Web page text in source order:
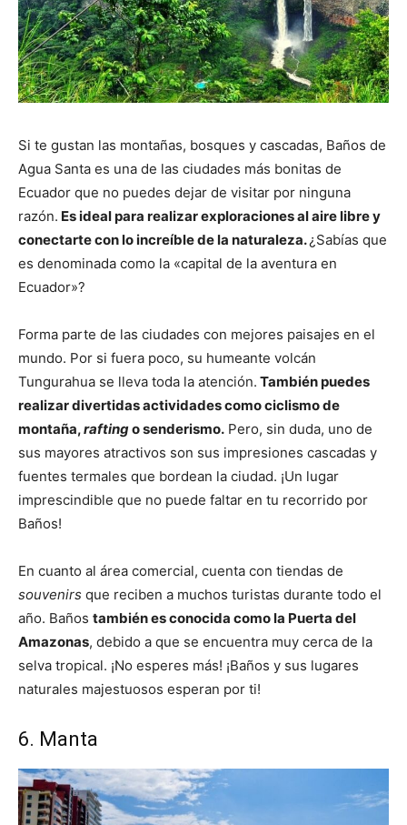
Si te gustan las montañas, bosques y cascadas, Baños de
Agua Santa es una de las ciudades más bonitas de
Ecuador que no puedes dejar de visitar por ninguna
razón. Es ideal para realizar exploraciones al aire libre y
conectarte con lo increíble de la naturaleza.¿Sabías que
es denominada como la «capital de la aventura en
Ecuador»?
Forma parte de las ciudades con mejores paisajes en el
mundo. Por si fuera poco, su humeante volcán
Tungurahua se lleva toda la atención. También puedes
realizar divertidas actividades como ciclismo de
montaña,raftingo senderismo. Pero, sin duda, uno de
sus mayores atractivos son sus impresiones cascadas y
fuentes termales que bordean la ciudad. ¡Un lugar
imprescindible que no puede faltar en tu recorrido por
Baños!
En cuanto al área comercial, cuenta con tiendas de
souvenirs que reciben a muchos turistas durante todo el
año. Baños también es conocida como la Puerta del
Amazonas, debido a que se encuentra muy cerca de la
selva tropical. ¡No esperes más! ¡Baños y sus lugares
naturales majestuosos esperan por ti!
6. Manta